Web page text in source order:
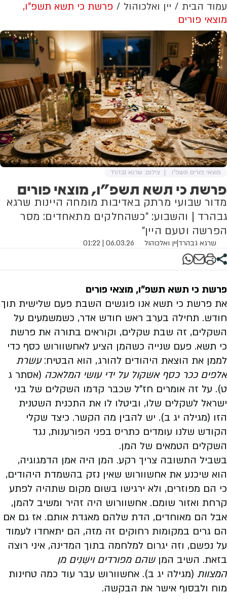
עמוד הבית יין ואלכוהול
פרשת כי תשא תשפ"ו,
מוצאי פורים
פרשת כי תשא תשפ"ו, מוצאי פורים
מדור שבועי מרתק באדיבות מומחה היינות שרגא
גבהרד | והשבוע: "כשהחלקים מתאחדים: מסר
הפרשה וטעם היין"
שרגא גבהרד|יין ואלכוהול 06.03.26 | 01:22
מוצאי פורים תשפ"ו צילום: שרגא גבהרד
פרשת כי תשא תשפ"ו, מוצאי פורים
את פרשת כי תשא אנו פוגשים השבת פעם שלישית תוך
חודש. תחילה בערב ראש חודש אדר, כשמשמעים על
השקלים, זה שבת שקלים, וקוראים בתורה את פרשת
כי תשא. פעם שנייה כשהמן הציע לאחשוורוש כסף כדי
לממן את הוצאת היהודים להורג, הוא הבטיח:עשרת
אלפים ככר כסף אשקול על ידי עושי המלאכה (אסתר ג
ט). על זה אומרים חז"ל שכבר קדמו השקלים של בני
ישראל לשקלים שלו, וביטלו לו את התכנית השטנית
הזו (מגילה יג ב). יש להבין מה הקשר. כיצד שקלי
הקודש שלנו עומדים כתריס בפני הפורענות, נגד
השקלים הטמאים של המן.
בשביל התשובה צריך רקע. המן היה אמן הדמגוגיה,
הוא שיכנע את אחשוורוש שאין נזק בהשמדת היהודים,
כי הם מפוזרים, ולא ירגישו בשום מקום שתהיה לפתע
קרחת ואזור שומם. אחשוורוש היה זהיר ומשיב להמן,
אבל הם מאוחדים, הדת שלהם מאגדת אותם. אז גם אם
הם גרים במקומות רחוקים זה מזה, הם יתאחדו לעמוד
על נפשם, וזה יגרום למלחמה בתוך המדינה, איני רוצה
בזאת. השיב המןשהם מפורדים וישֵׁנִים מן
המצוות (מגילה יג ב). אחשוורוש עבר עוד כמה טחינות
מוח ולבסוף אישר את הבקשה.